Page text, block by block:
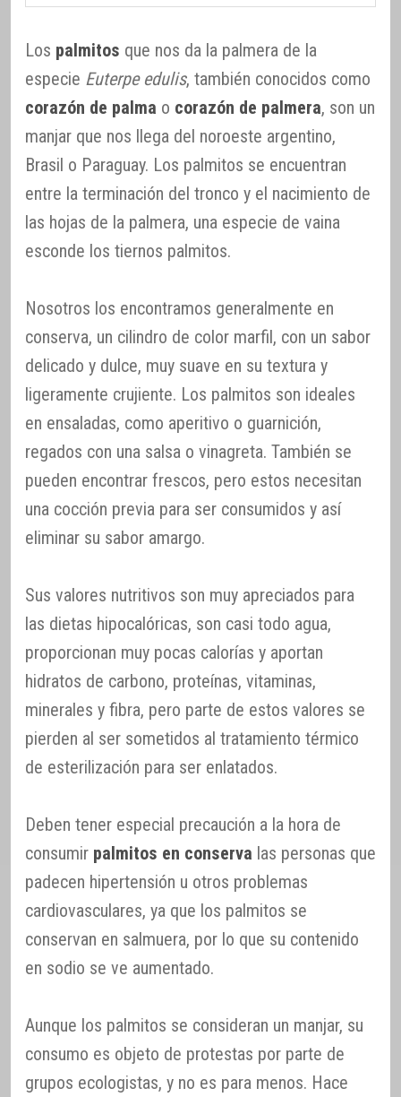
Los palmitos que nos da la palmera de la
especie Euterpe edulis, también conocidos como
corazón de palma o corazón de palmera, son un
manjar que nos llega del noroeste argentino,
Brasil o Paraguay. Los palmitos se encuentran
entre la terminación del tronco y el nacimiento de
las hojas de la palmera, una especie de vaina
esconde los tiernos palmitos.
Nosotros los encontramos generalmente en
conserva, un cilindro de color marfil, con un sabor
delicado y dulce, muy suave en su textura y
ligeramente crujiente. Los palmitos son ideales
en ensaladas, como aperitivo o guarnición,
regados con una salsa o vinagreta. También se
pueden encontrar frescos, pero estos necesitan
una cocción previa para ser consumidos y así
eliminar su sabor amargo.
Sus valores nutritivos son muy apreciados para
las dietas hipocalóricas, son casi todo agua,
proporcionan muy pocas calorías y aportan
hidratos de carbono, proteínas, vitaminas,
minerales y fibra, pero parte de estos valores se
pierden al ser sometidos al tratamiento térmico
de esterilización para ser enlatados.
Deben tener especial precaución a la hora de
consumir palmitos en conserva las personas que
padecen hipertensión u otros problemas
cardiovasculares, ya que los palmitos se
conservan en salmuera, por lo que su contenido
en sodio se ve aumentado.
Aunque los palmitos se consideran un manjar, su
consumo es objeto de protestas por parte de
grupos ecologistas, y no es para menos. Hace